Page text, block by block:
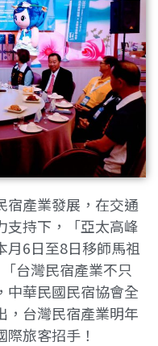
宿產業發展，在交通
支持下，「亞太高峰
月6日至8日移師馬祖
台灣民宿產業不只
中華民國民宿協會全
，台灣民宿產業明年
旅客招手！